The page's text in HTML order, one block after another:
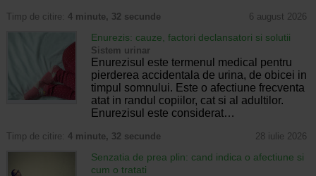
Timp de citire: 4 minute, 32 secunde 6 august 2026
Enurezis: cauze, factori declansatori si solutii
Sistem urinar
Enurezisul este termenul medical pentru
pierderea accidentala de urina, de obicei in
timpul somnului. Este o afectiune frecventa
atat in randul copiilor, cat si al adultilor.
Enurezisul este considerat…
Timp de citire: 4 minute, 32 secunde 28 iulie 2026
Senzatia de prea plin: cand indica o afectiune si
cum o tratati